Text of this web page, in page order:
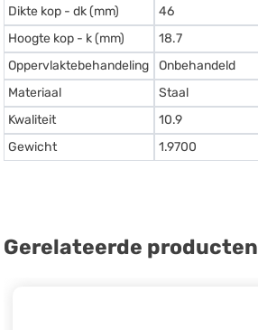
Dikte kop - dk (mm)
46
Hoogte kop - k (mm)
18.7
Oppervlaktebehandeling
Onbehandeld
Materiaal
Staal
Kwaliteit
10.9
Gewicht
1.9700
Gerelateerde producten